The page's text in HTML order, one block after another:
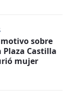
sobre
Plaza Castilla
mujer